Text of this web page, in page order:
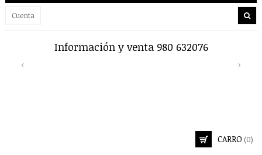
Cuenta
CARRO (0)
Información y venta 980 632076
‹ ›